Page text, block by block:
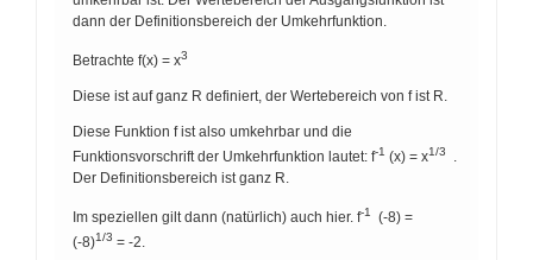
dann der Definitionsbereich der Umkehrfunktion.
Betrachte f(x) = x3
Diese ist auf ganz R definiert, der Wertebereich von f ist R.
Diese Funktion f ist also umkehrbar und die
Funktionsvorschrift der Umkehrfunktion lautet: f-1 (x) = x1/3
Der Definitionsbereich ist ganz R.
Im speziellen gilt dann (natürlich) auch hier. f-1
(-8) =
(-8)1/3 = -2.